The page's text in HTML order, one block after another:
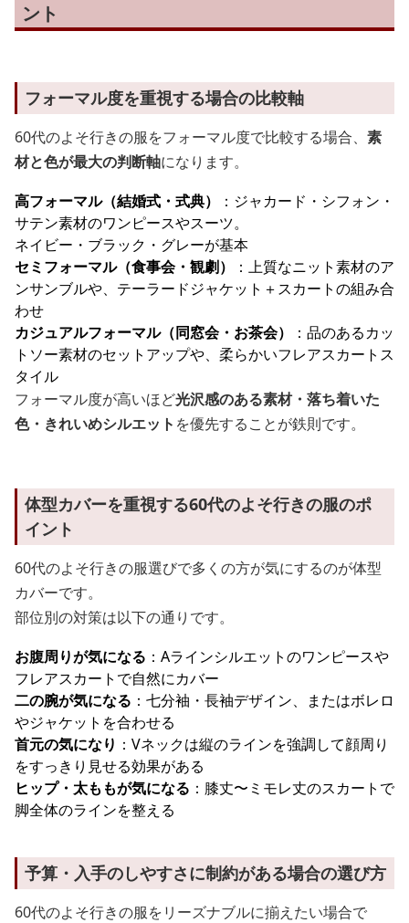
ント
フォーマル度を重視する場合の比較軸
60代のよそ行きの服をフォーマル度で比較する場合、 素
材と色が最大の判断軸になります。
高フォーマル（結婚式・式典）
：ジャカード・シフォン・
サテン素材のワンピースやスーツ。
ネイビー・ブラック・グレーが基本
セミフォーマル（食事会・観劇）
：上質なニット素材のア
ンサンブルや、テーラードジャケット＋スカートの組み合
わせ
カジュアルフォーマル（同窓会・お茶会）
：品のあるカッ
トソー素材のセットアップや、柔らかいフレアスカートス
タイル
フォーマル度が高いほど光沢感のある素材・落ち着いた
色・きれいめシルエット を優先することが鉄則です。
体型カバーを重視する60代のよそ行きの服のポ
イント
60代のよそ行きの服選びで多くの方が気にするのが体型
カバーです。
部位別の対策は以下の通りです。
お腹周りが気になる ：Aラインシルエットのワンピースや
フレアスカートで自然にカバー
二の腕が気になる ：七分袖・長袖デザイン、またはボレロ
やジャケットを合わせる
首元の気になり ：Vネックは縦のラインを強調して顔周り
をすっきり見せる効果がある
ヒップ・太ももが気になる ：膝丈〜ミモレ丈のスカートで
脚全体のラインを整える
予算・入手のしやすさに制約がある場合の選び方
60代のよそ行きの服をリーズナブルに揃えたい場合で